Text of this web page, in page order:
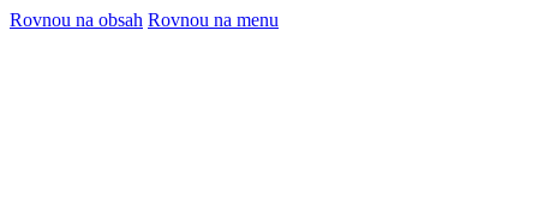
Rovnou na obsah Rovnou na menu